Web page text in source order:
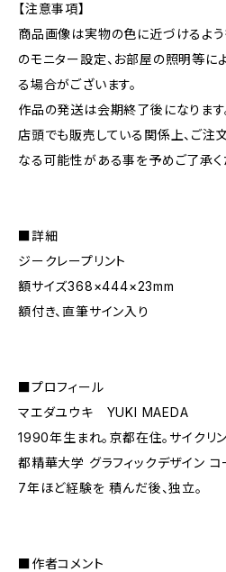
【注意事項】
商品画像は実物の色に近づけるよう
のモニター設定、お部屋の照明等に
る場合がございます。
作品の発送は会期終了後になります
店頭でも販売している関係上、ご注
なる可能性がある事を予めご了承く
■詳細
ジークレープリント
額サイズ368×444×23mm
額付き、直筆サイン入り
■プロフィール
マエダユウキ YUKI MAEDA
1990年生まれ。京都在住。サイクリ
都精華大学 グラフィックデザイン
7年ほど経験を 積んだ後、独立。
■作者コメント